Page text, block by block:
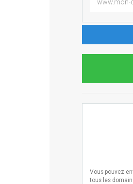
Vous pouvez
tous les